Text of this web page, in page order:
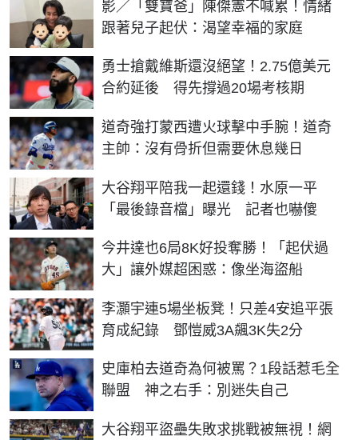
影／「雙寶爸」陳傑憲不喊累！情緒
跟著兒子起伏：渴望幸福的家庭
勇士搶戴維斯還沒絕望！2.75億美元
合約延後 得先撐過20場考核期
道奇強打蒙西遭火球擊中手腕！道奇
主帥：沒有骨折但需要休息幾日
大谷翔平陪我一起還錢！水原一平
「最後錄音檔」曝光 記者也嚇傻
今井達也6局8K好投奪勝！「起伏過
大」讓外媒超困惑：像坐海盜船
李灝宇連5場坐板凳！只差4安追平張
育成紀錄 鄧愷威3A飆3K失2分
史庫柏去道奇為何被罵？1段話惹毛全
聯盟 神之右手：別迷失自己
大谷翔平盜壘失敗求挑戰被無視！網